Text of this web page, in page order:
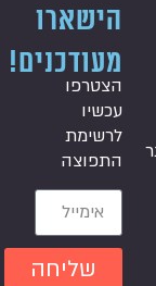
הישארו
מעודכנים!
הצטרפו
עכשיו
לרשימת
שליחה